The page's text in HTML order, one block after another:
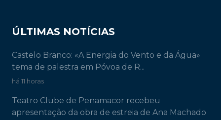
ÚLTIMAS NOTÍCIAS
Castelo Branco: «A Energia do Vento e da Água»
tema de palestra em Póvoa de R...
há 11 horas
Teatro Clube de Penamacor recebeu
apresentação da obra de estreia de Ana Machado